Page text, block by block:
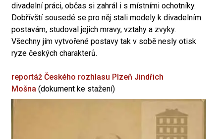
divadelní práci, občas si zahrál i s místními ochotníky.
Dobřívští sousedé se pro něj stali modely k divadelním
postavám, studoval jejich mravy, vztahy a zvyky.
Všechny jím vytvořené postavy tak v sobě nesly otisk
ryze českých charakterů.
reportáž Českého rozhlasu Plzeň Jindřich
Mošna (dokument ke stažení)